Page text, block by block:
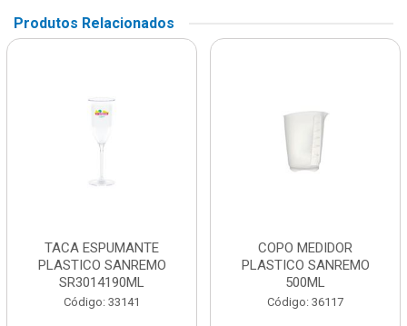
Produtos Relacionados
TACA ESPUMANTE
PLASTICO SANREMO
SR3014190ML
Código: 33141
COPO MEDIDOR
PLASTICO SANREMO
500ML
Código: 36117